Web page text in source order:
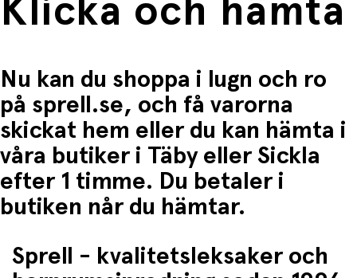
Klicka och hämta
Nu kan du shoppa i lugn och ro
på sprell.se, och få varorna
skickat hem eller du kan hämta i
våra butiker i Täby eller Sickla
efter 1 timme. Du betaler i
butiken når du hämtar.
Sprell - kvalitetsleksaker och